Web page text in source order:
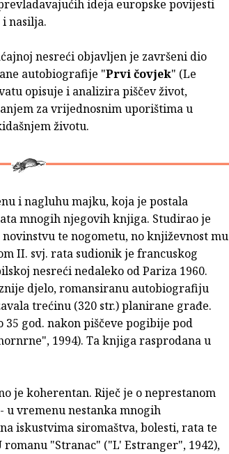
ideja europske povijesti
nasilja.
nesreći objavljen je završeni dio
autobiografije "Prvi čovjek" (Le
opisuje i analizira piščev život,
za vrijednosnim uporištima u
životu.
i nagluhu majku, koja je postala
mnogih njegovih knjiga. Studirao je
te nogometu, no književnost mu
II. svj. rata sudionik je francuskog
nesreći nedaleko od Pariza 1960.
djelo, romansiranu autobiografiju
trećinu (320 str.) planirane građe.
god. nakon piščeve pogibije pod
1994). Ta knjiga rasprodana u
je koherentan. Riječ je o neprestanom
vremenu nestanka mnogih
iskustvima siromaštva, bolesti, rata te
"Stranac" ("L' Estranger", 1942),